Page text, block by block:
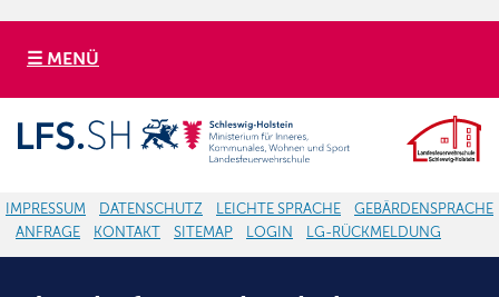
☰ MENÜ
IMPRESSUM DATENSCHUTZ LEICHTE SPRACHE
GEBÄRDENSPRACHE
ANFRAGE
KONTAKT SITEMAP LOGIN LG-RÜCKMELDUNG